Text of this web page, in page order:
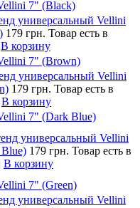
7" (Black)
универсальный Vellini
179 грн. Товар есть в
В корзину
7" (Brown)
универсальный Vellini
179 грн. Товар есть в
В корзину
7" (Dark Blue)
универсальный Vellini
179 грн. Товар есть в
В корзину
7" (Green)
универсальный Vellini